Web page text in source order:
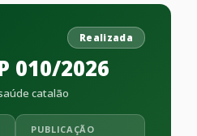
Realizada
010/2026
catalão
PUBLICAÇÃO